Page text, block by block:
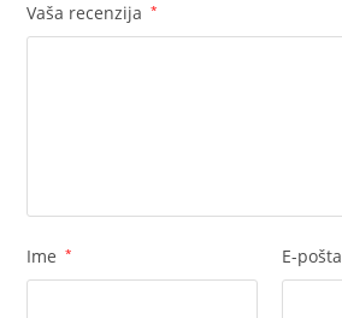
Vaša recenzija *
Ime * E-pošta